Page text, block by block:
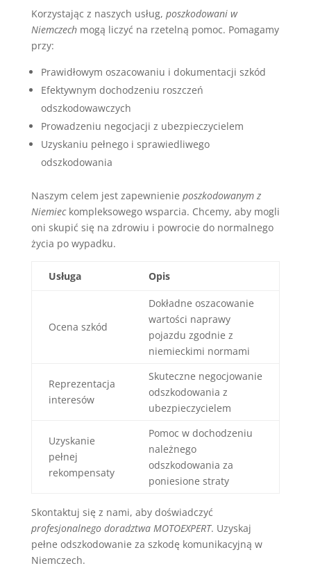
Korzystając z naszych usług, poszkodowani w
Niemczechmogą liczyć na rzetelną pomoc. Pomagamy
przy:
Prawidłowym oszacowaniu i dokumentacji szkód
Efektywnym dochodzeniu roszczeń
odszkodowawczych
Prowadzeniu negocjacji z ubezpieczycielem
Uzyskaniu pełnego i sprawiedliwego
odszkodowania
Naszym celem jest zapewnienie poszkodowanym z
Niemieckompleksowego wsparcia. Chcemy, aby mogli
oni skupić się na zdrowiu i powrocie do normalnego
życia po wypadku.
Usługa Opis
Ocena szkód
Dokładne oszacowanie
wartości naprawy
pojazdu zgodnie z
niemieckimi normami
Reprezentacja
interesów
Skuteczne negocjowanie
odszkodowania z
ubezpieczycielem
Uzyskanie
pełnej
rekompensaty
Pomoc w dochodzeniu
należnego
odszkodowania za
poniesione straty
Skontaktuj się z nami, aby doświadczyć
profesjonalnego doradztwa MOTOEXPERT. Uzyskaj
pełne odszkodowanie za szkodę komunikacyjną w
Niemczech.